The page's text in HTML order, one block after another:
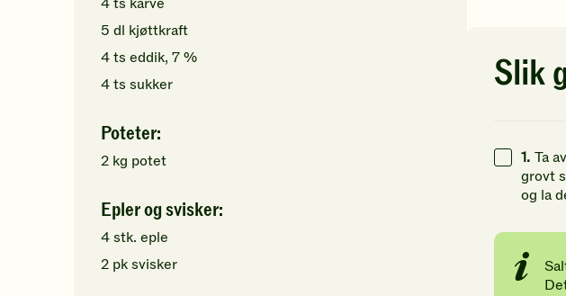
5 dl kjøttkraft
4ts eddik, 7 %
4ts sukker
Poteter:
2 kg potet
Epler og svisker:
4stk. eple
2 pksvisker
Klikk
vurdering.
Slik
1. Ta
grovt
og la